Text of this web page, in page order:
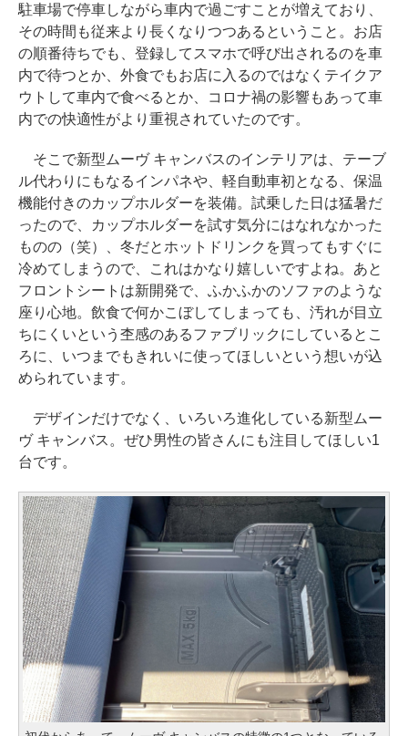
駐車場で停車しながら車内で過ごすことが増えており、
その時間も従来より長くなりつつあるということ。お店
の順番待ちでも、登録してスマホで呼び出されるのを車
内で待つとか、外食でもお店に入るのではなくテイクア
ウトして車内で食べるとか、コロナ禍の影響もあって車
内での快適性がより重視されていたのです。
そこで新型ムーヴ キャンバスのインテリアは、テーブ
ル代わりにもなるインパネや、軽自動車初となる、保温
機能付きのカップホルダーを装備。試乗した日は猛暑だ
ったので、カップホルダーを試す気分にはなれなかった
ものの（笑）、冬だとホットドリンクを買ってもすぐに
冷めてしまうので、これはかなり嬉しいですよね。あと
フロントシートは新開発で、ふかふかのソファのような
座り心地。飲食で何かこぼしてしまっても、汚れが目立
ちにくいという杢感のあるファブリックにしているとこ
ろに、いつまでもきれいに使ってほしいという想いが込
められています。
デザインだけでなく、いろいろ進化している新型ムー
ヴ キャンバス。ぜひ男性の皆さんにも注目してほしい1
台です。